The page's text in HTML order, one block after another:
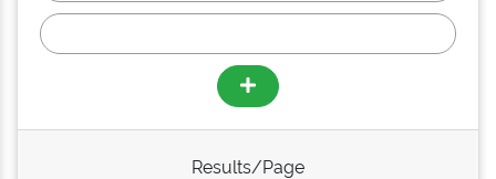
Results/Page